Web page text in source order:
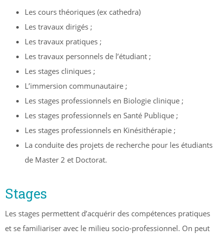
Les cours théoriques (ex cathedra)
Les travaux dirigés ;
Les travaux pratiques ;
Les travaux personnels de l’étudiant ;
Les stages cliniques ;
L’immersion communautaire ;
Les stages professionnels en Biologie clinique ;
Les stages professionnels en Santé Publique ;
Les stages professionnels en Kinésithérapie ;
La conduite des projets de recherche pour les étudiants
de Master 2 et Doctorat.
Stages
Les stages permettent d’acquérir des compétences pratiques
et se familiariser avec le milieu socio-professionnel. On peut